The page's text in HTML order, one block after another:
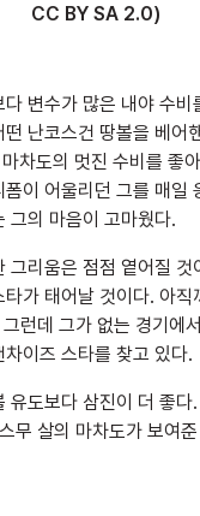
CC BY SA 2.0)
변수가 많은 내야 수비
난코스건 땅볼을 베어
차도의 멋진 수비를 좋
이 어울리던 그를 매일
그의 마음이 고마웠다.
그리움은 점점 옅어질 것
가 태어날 것이다. 아직
런데 그가 없는 경기에
이즈 스타를 찾고 있다.
유도보다 삼진이 더 좋다
무 살의 마차도가 보여